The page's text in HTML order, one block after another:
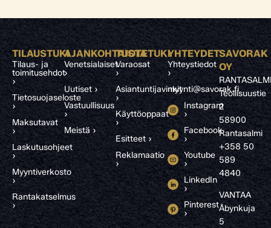
TILAUSTUKI
Tilaus- ja
toimitusehdot
›
Tietosuojaseloste
›
Maksutavat
›
Laskutusohjeet
›
Myyntiverkosto
›
Rantakatselmus
›
AJANKOHTAISTA
Venetsialaiset
›
Uutiset ›
Vastuullisuus
›
Meistä ›
TUOTETUKI
Varaosat
›
Asiantuntijavinkit
›
Käyttöoppaat
›
Esitteet ›
Reklamaatio
›
YHTEYDET
Yhteystiedot
›
myynti@savorak.fi
Instagram
›
Facebook
›
Youtube
›
LinkedIn
›
Pinterest
›
SAVORAK
OY
Teollisuustie
2
58900
Rantasalmi
+358 50
589
4840
VANTAA
Åbynkuja
5